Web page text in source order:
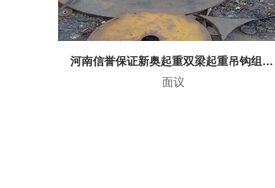
河南抓斗品质加工新奥起重机械有限公司
面议